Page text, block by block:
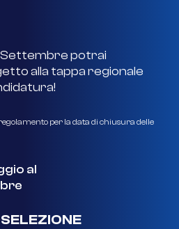
Settembre potrai
alla tappa regionale
per la data di chiusura delle
al